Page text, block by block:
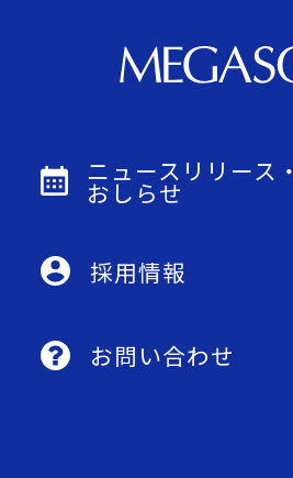
ニュースリリース・
おしらせ
採用情報
お問い合わせ